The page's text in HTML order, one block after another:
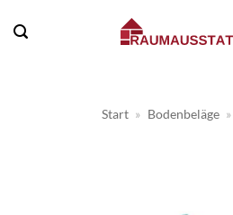
Inhalt
Start » Bodenbeläge »